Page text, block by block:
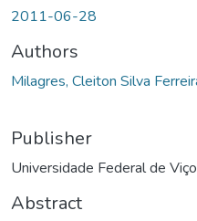
2011-06-28
Authors
Milagres, Cleiton Silva
Publisher
Universidade Federal de
Abstract